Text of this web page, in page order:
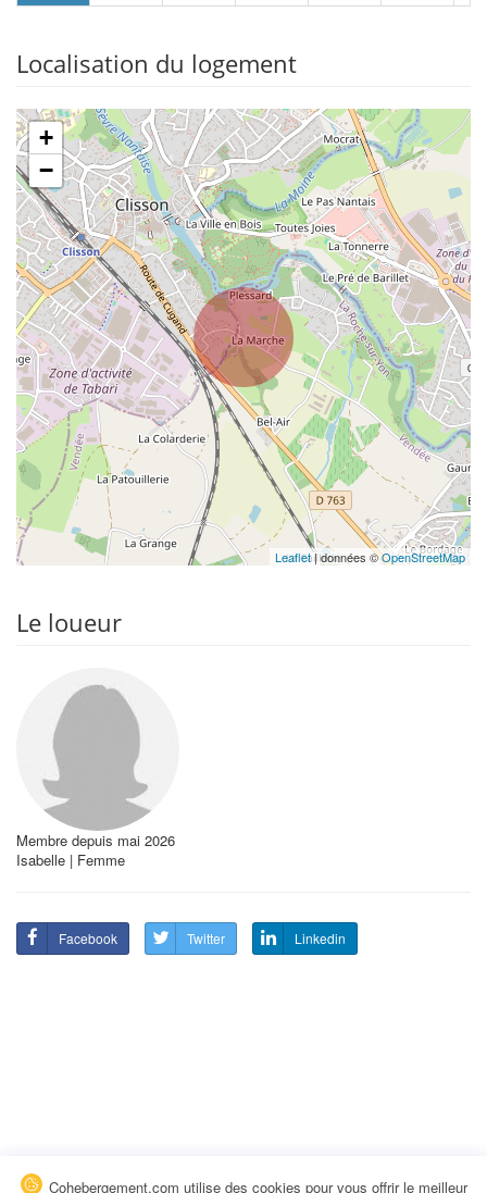
Localisation du logement
+
−
Leaflet| données ©OpenStreetMap
Le loueur
Membre depuis mai 2026
Isabelle | Femme
Facebook Twitter Linkedin
Cohebergement.com utilise des cookies pour vous offrir le meilleur